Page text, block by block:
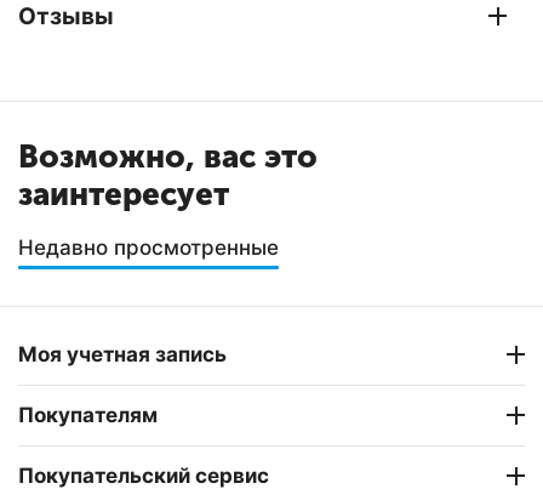
Отзывы
Возможно, вас это
заинтересует
Недавно просмотренные
Моя учетная запись
Покупателям
Покупательский сервис